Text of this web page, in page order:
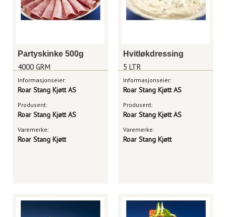
Partyskinke 500g
4000 GRM
Informasjonseier:
Roar Stang Kjøtt AS
Produsent:
Roar Stang Kjøtt AS
Varemerke:
Roar Stang Kjøtt
Hvitløkdressing
5 LTR
Informasjonseier:
Roar Stang Kjøtt AS
Produsent:
Roar Stang Kjøtt AS
Varemerke:
Roar Stang Kjøtt